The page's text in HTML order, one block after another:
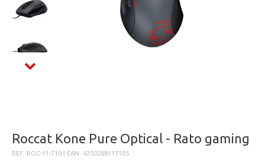
Roccat Kone Pure Optical - Rato gaming
REF: ROC-11-710 | EAN: 4250288117105